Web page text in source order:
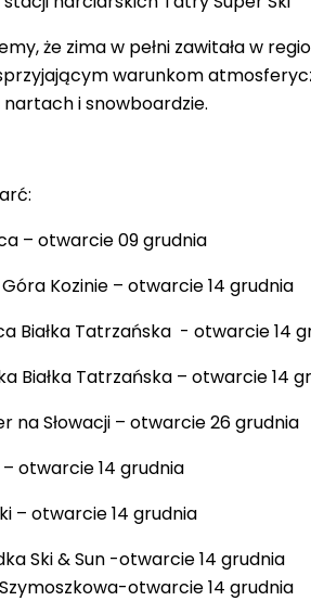
że zima w pełni zawitała w
warunkom
nartach i snowboardzie.
:
– otwarcie 09 grudnia
Kozinie – otwarcie 14 grudnia
Białka Tatrzańska - otwarcie 14
Białka Tatrzańska – otwarcie 14
na Słowacji – otwarcie 26 grudnia
– otwarcie 14 grudnia
– otwarcie 14 grudnia
Ski & Sun -otwarcie 14 grudnia
-otwarcie 14 grudnia